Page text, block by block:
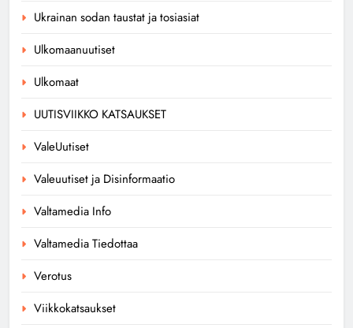
Ukrainan sodan taustat ja tosiasiat
Ulkomaanuutiset
Ulkomaat
UUTISVIIKKO KATSAUKSET
ValeUutiset
Valeuutiset ja Disinformaatio
Valtamedia Info
Valtamedia Tiedottaa
Verotus
Viikkokatsaukset